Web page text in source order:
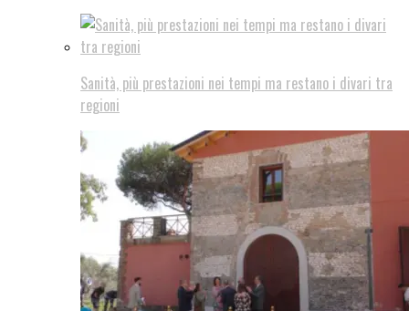
Sanità, più prestazioni nei tempi ma restano i divari tra
regioni